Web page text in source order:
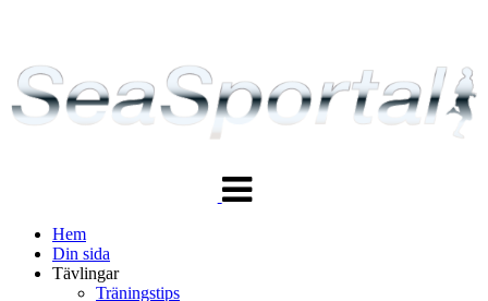
navigering
Hem
Din sida
Tävlingar
Träningstips